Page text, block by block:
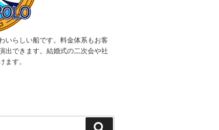
いらしい船です。料金体系もお客
出できます。結婚式の二次会や社
ます。